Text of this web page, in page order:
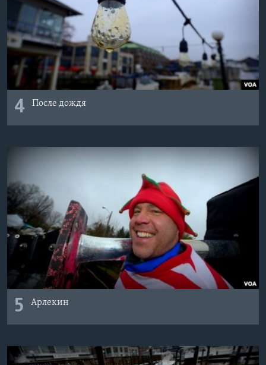
4 После дождя
5 Арлекин